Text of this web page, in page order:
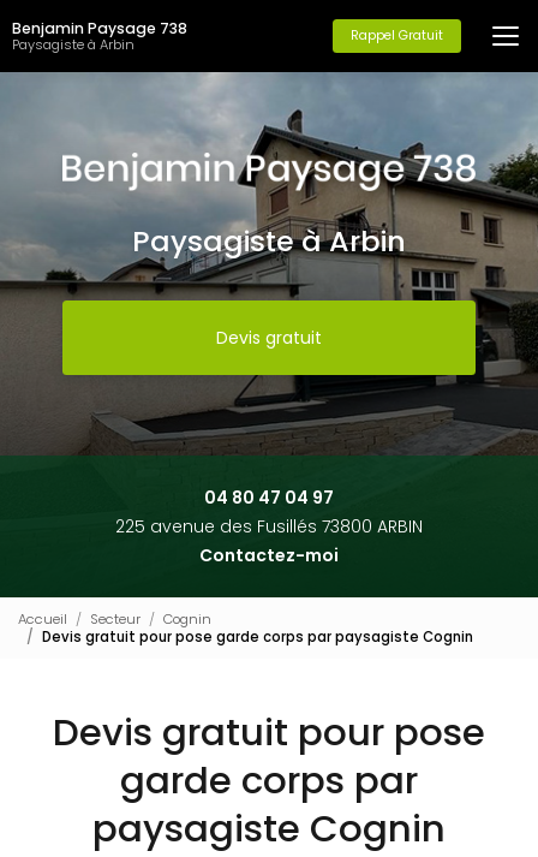
au
contenu
principal
Benjamin Paysage 738
Paysagiste à Arbin Rappel Gratuit
Paysagiste à Arbin
Devis gratuit
04 80 47 04 97
225 avenue des Fusillés 73800 ARBIN
Contactez-moi
Accueil Secteur
Cognin
Devis gratuit pour pose garde corps par paysagiste Cognin
Devis gratuit pour pose
garde corps par
paysagiste Cognin